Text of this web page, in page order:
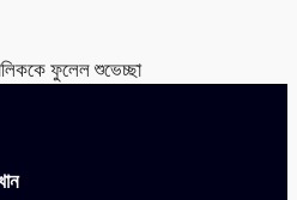
ফুলেল শুভেচ্ছা